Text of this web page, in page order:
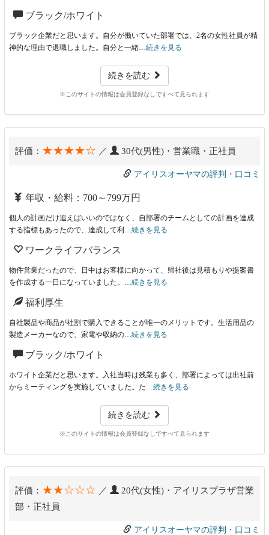
ブラック/ホワイト
ブラック企業だと思います。自分が働いていた部署では、2名の女性社員が精
神的な理由で退職しました。自分と一緒…続きを見る
続きを読む
※このサイトの情報は会員登録なしですべて見られます
評価： ★★★★☆ ／ 30代(男性)・営業職・正社員
アイリスオーヤマの評判・口コミ
年収・給料：700～799万円
個人の計画だけ追えばいいのではなく、自部署のチームとしての計画を達成
する指標もあったので、達成して利…続きを見る
ワークライフバランス
物件営業だったので、日中はお客様に向かって、帰社後は見積もりや提案書
を作成する一日になっていました。…続きを見る
福利厚生
自社製品や商品が社割で購入できることが唯一のメリットです。生活用品の
製造メーカーなので、家電や収納の…続きを見る
ブラック/ホワイト
ホワイト企業だと思います。入社当時は残業も多く、部署によっては出社前
からミーティングを実施していました。た…続きを見る
続きを読む
※このサイトの情報は会員登録なしですべて見られます
評価： ★★☆☆☆ ／
20代(女性)・アイリスプラザ営業
部・正社員
アイリスオーヤマの評判・口コミ